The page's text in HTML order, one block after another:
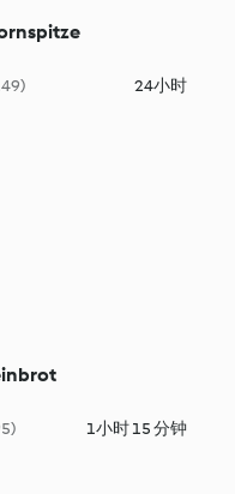
24小时
1小时 15 分钟